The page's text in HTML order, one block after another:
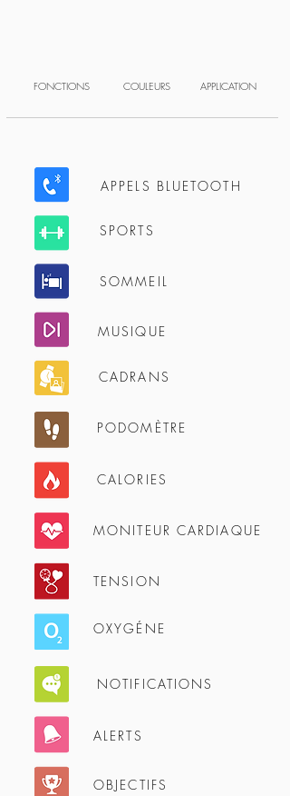
FONCTIONS COULEURS APPLICATION
APPELS BLUETOOTH
SPORTS
SOMMEIL
MUSIQUE
CADRANS
PODOMÈTRE
CALORIES
MONITEUR CARDIAQUE
TENSION
OXYGÉNE
NOTIFICATIONS
ALERTS
OBJECTIFS